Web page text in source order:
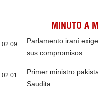
MINUTO A
02:09
Parlamento iraní
sus compromisos
02:01
Primer ministro
Saudita